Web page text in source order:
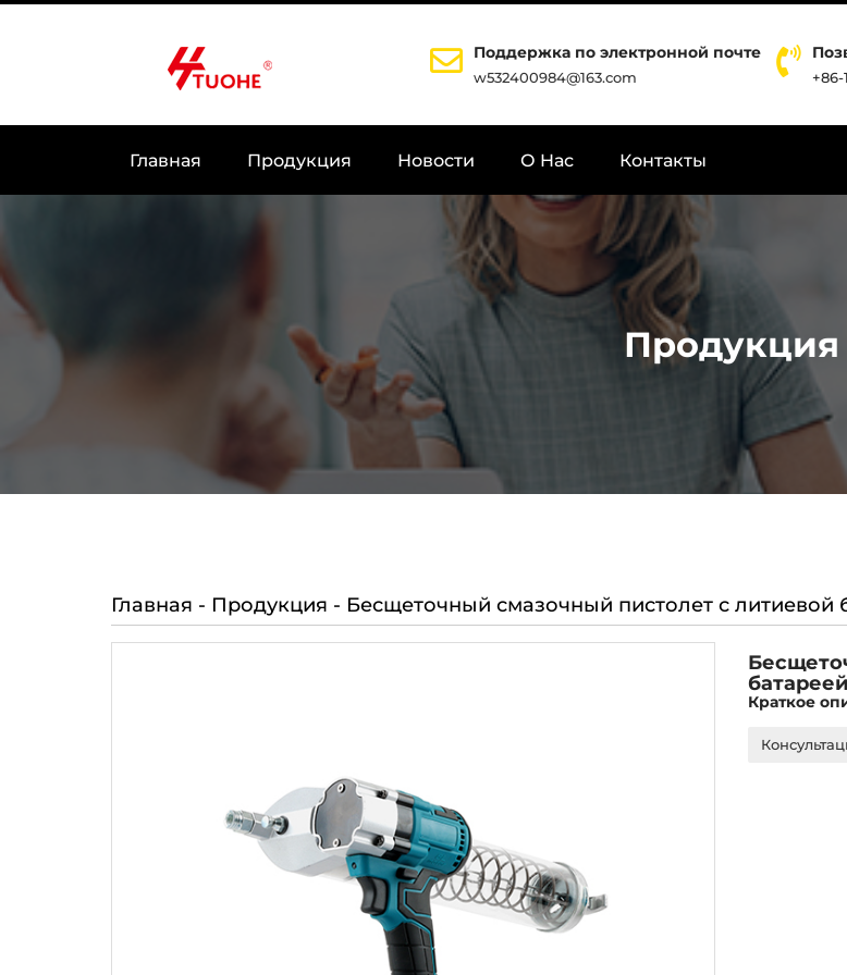
Поддержка по электронной почте
w532400984@163.com +86-
Главная Продукция Новости О Hас Контакты
Продукция
Главная - Продукция - Бесщеточный смазочный пистолет с литиевой
батареей
Краткое